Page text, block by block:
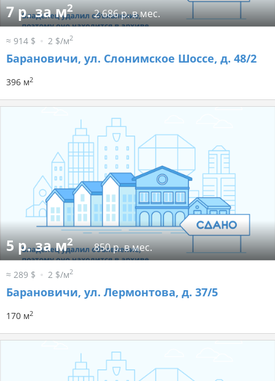
7 р. за м2 2 686 р. в мес.
≈ 914 $ 2 $/м2
Барановичи, ул. Слонимское Шоссе, д. 48/2
396 м2
5 р. за м2 850 р. в мес.
≈ 289 $ 2 $/м2
Барановичи, ул. Лермонтова, д. 37/5
170 м2